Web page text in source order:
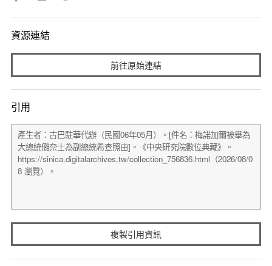
資源連結
前往原始連結
引用
複製引用資訊